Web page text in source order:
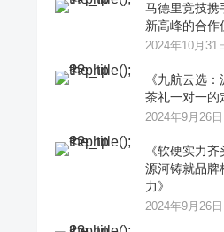
马德里竞技携
新高峰的合作
2024年10月31
《九航云选：
茶礼一对一的
2024年9月26日
《软硬实力
源河铸就品牌
力》
2024年9月26日